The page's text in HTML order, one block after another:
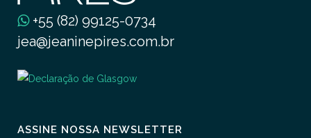
+55 (82) 99125-0734
jea@jeaninepires.com.br
ASSINE NOSSA NEWSLETTER